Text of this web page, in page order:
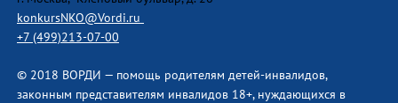
konkursNKO@Vordi.ru
+7 (499)213-07-00
© 2018 ВОРДИ — помощь родителям детей-инвалидов,
законным представителям инвалидов 18+, нуждающихся в